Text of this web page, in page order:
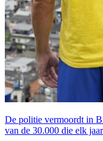
De politie vermoordt in
van de 30.000 die elk